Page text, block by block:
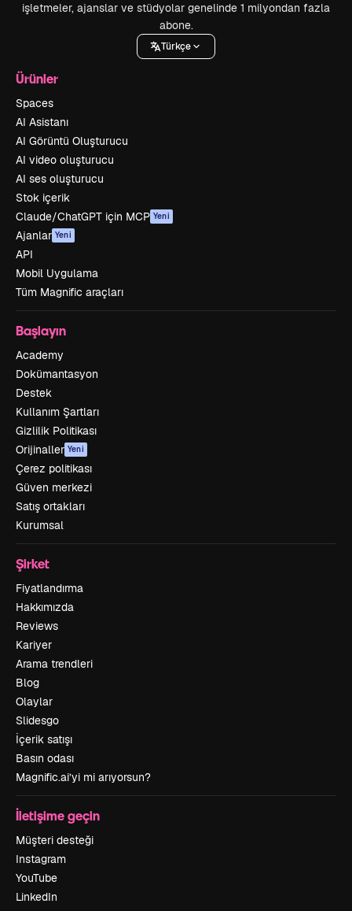
işletmeler, ajanslar ve stüdyolar genelinde 1 milyondan fazla
abone.
Türkçe
Ürünler
Spaces
AI Asistanı
AI Görüntü Oluşturucu
AI video oluşturucu
AI ses oluşturucu
Stok içerik
Claude/ChatGPT için MCP Yeni
Ajanlar Yeni
API
Mobil Uygulama
Tüm Magnific araçları
Başlayın
Academy
Dokümantasyon
Destek
Kullanım Şartları
Gizlilik Politikası
Orijinaller Yeni
Çerez politikası
Güven merkezi
Satış ortakları
Kurumsal
Şirket
Fiyatlandırma
Hakkımızda
Reviews
Kariyer
Arama trendleri
Blog
Olaylar
Slidesgo
İçerik satışı
Basın odası
Magnific.ai’yi mi arıyorsun?
İletişime geçin
Müşteri desteği
Instagram
YouTube
LinkedIn